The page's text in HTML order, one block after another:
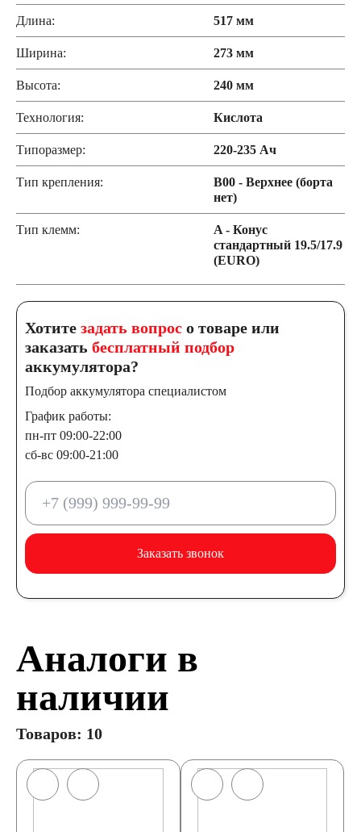
Длина: 517 мм
Ширина: 273 мм
Высота: 240 мм
Технология: Кислота
Типоразмер: 220-235 Ач
Тип крепления:
B00 - Верхнее (борта
нет)
Тип клемм:
A - Конус
стандартный 19.5/17.9
(EURO)
Хотите задать вопрос о товаре или
заказать бесплатный подбор
аккумулятора?
Подбор аккумулятора специалистом
График работы:
пн-пт 09:00-22:00
сб-вс 09:00-21:00
Заказать звонок
Аналоги в
наличии
Товаров: 10